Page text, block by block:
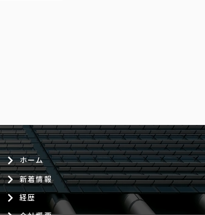
ホーム
新着情報
経歴